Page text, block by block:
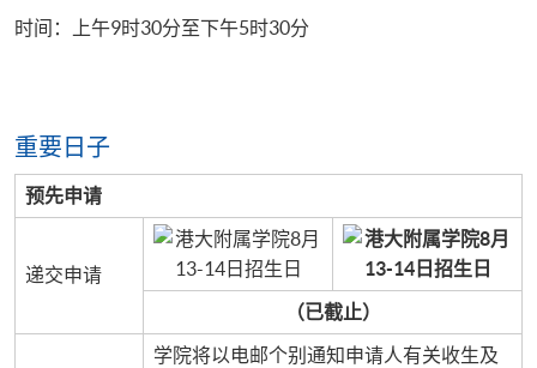
时间：上午9时30分至下午5时30分
重要日子
预先申请
递交申请
（已截止）
学院将以电邮个别通知申请人有关收生及